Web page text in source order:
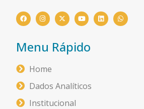
Menu Rápido
Home
Dados Analíticos
Institucional